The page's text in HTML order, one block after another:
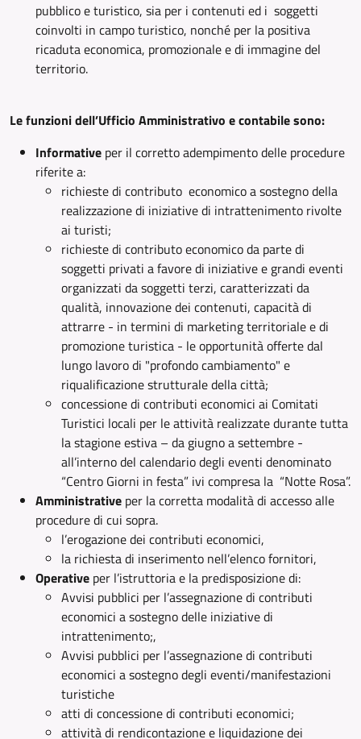
pubblico e turistico, sia per i contenuti ed i soggetti
coinvolti in campo turistico, nonché per la positiva
ricaduta economica, promozionale e di immagine del
territorio.
Le funzioni dell’Ufficio Amministrativo e contabile sono:
Informative per il corretto adempimento delle procedure
riferite a:
richieste di contributo economico a sostegno della
realizzazione di iniziative di intrattenimento rivolte
ai turisti;
richieste di contributo economico da parte di
soggetti privati a favore di iniziative e grandi eventi
organizzati da soggetti terzi, caratterizzati da
qualità, innovazione dei contenuti, capacità di
attrarre - in termini di marketing territoriale e di
promozione turistica - le opportunità offerte dal
lungo lavoro di "profondo cambiamento" e
riqualificazione strutturale della città;
concessione di contributi economici ai Comitati
Turistici locali per le attività realizzate durante tutta
la stagione estiva – da giugno a settembre -
all’interno del calendario degli eventi denominato
“Centro Giorni in festa” ivi compresa la “Notte Rosa”.
Amministrative per la corretta modalità di accesso alle
procedure di cui sopra.
l’erogazione dei contributi economici,
la richiesta di inserimento nell’elenco fornitori,
Operative per l’istruttoria e la predisposizione di:
Avvisi pubblici per l’assegnazione di contributi
economici a sostegno delle iniziative di
intrattenimento;,
Avvisi pubblici per l’assegnazione di contributi
economici a sostegno degli eventi/manifestazioni
turistiche
atti di concessione di contributi economici;
attività di rendicontazione e liquidazione dei